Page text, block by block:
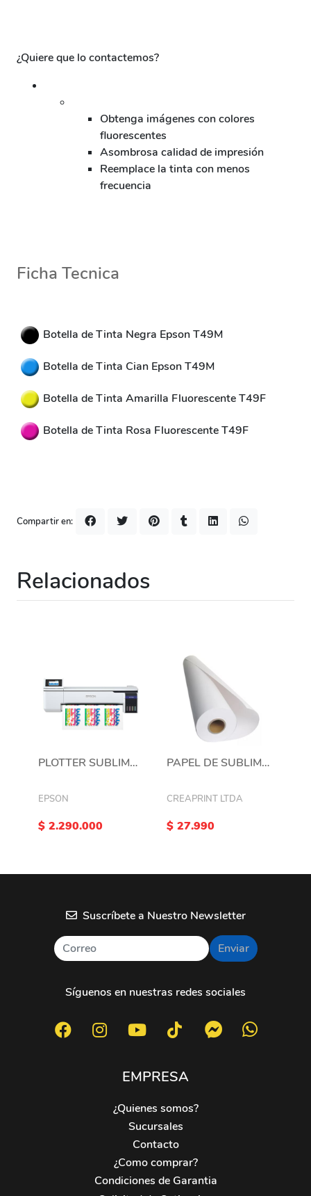
¿Quiere que lo contactemos?
Obtenga imágenes con colores
fluorescentes
Asombrosa calidad de impresión
Reemplace la tinta con menos
frecuencia
Ficha Tecnica
Botella de Tinta Negra Epson T49M
Botella de Tinta Cian Epson T49M
Botella de Tinta Amarilla Fluorescente T49F
Botella de Tinta Rosa Fluorescente T49F
Compartir en:
Relacionados
PLOTTER SUBLIMACIÓN EPSON® SURECOLOR® F570
EPSON
$ 2.290.000
PAPEL DE SUBLIMACION POR ROLLO PREMIUN F570 / F571 61 CMS X 33 MTRS X 2 PUL
CREAPRINT LTDA
$ 27.990
Suscríbete a Nuestro Newsletter
Enviar
Síguenos en nuestras redes sociales
EMPRESA
¿Quienes somos?
Sucursales
Contacto
¿Como comprar?
Condiciones de Garantia